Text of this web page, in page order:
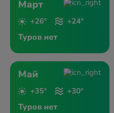
Март
+26° +24°
Туров нет
Май
+35° +30°
Туров нет